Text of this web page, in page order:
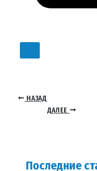
НАЗАД
ДАЛЕЕ
Последние